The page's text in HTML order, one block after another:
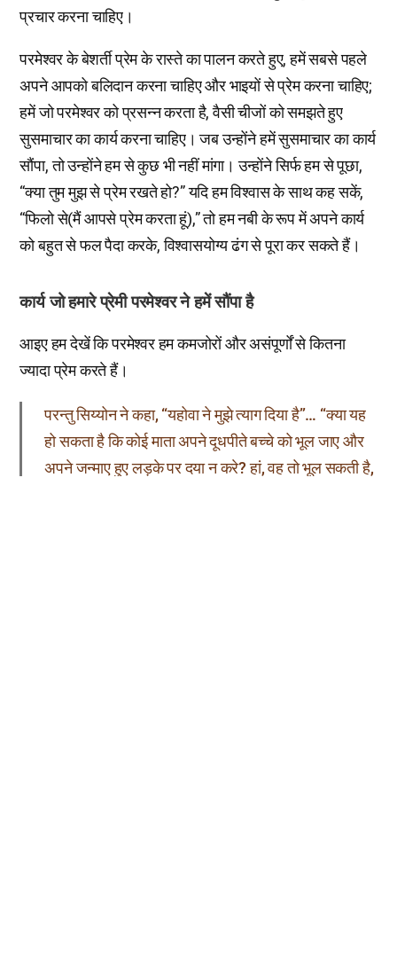
प्रचार करना चाहिए।
परमेश्वर के बेशर्ती प्रेम के रास्ते का पालन करते हुए, हमें सबसे पहले
अपने आपको बलिदान करना चाहिए और भाइयों से प्रेम करना चाहिए;
हमें जो परमेश्वर को प्रसन्न करता है, वैसी चीजों को समझते हुए
सुसमाचार का कार्य करना चाहिए। जब उन्होंने हमें सुसमाचार का कार्य
सौंपा, तो उन्होंने हम से कुछ भी नहीं मांगा। उन्होंने सिर्फ हम से पूछा,
“क्या तुम मुझ से प्रेम रखते हो?” यदि हम विश्वास के साथ कह सकें,
“फिलो से(मैं आपसे प्रेम करता हूं),” तो हम नबी के रूप में अपने कार्य
को बहुत से फल पैदा करके, विश्वासयोग्य ढंग से पूरा कर सकते हैं।
कार्य जो हमारे प्रेमी परमेश्वर ने हमें सौंपा है
आइए हम देखें कि परमेश्वर हम कमजोरों और असंपूर्णों से कितना
ज्यादा प्रेम करते हैं।
परन्तु सिय्योन ने कहा, “यहोवा ने मुझे त्याग दिया है”… “क्या यह
हो सकता है कि कोई माता अपने दूधपीते बच्चे को भूल जाए और
अपने जन्माए हुए लड़के पर दया न करे? हां, वह तो भूल सकती है,